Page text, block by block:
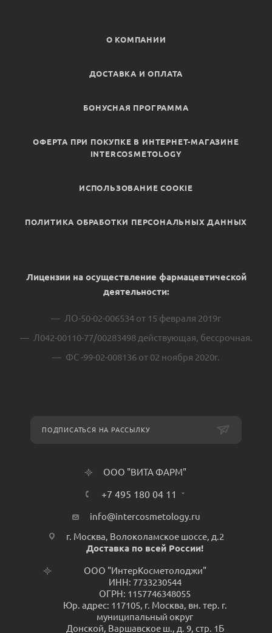
О КОМПАНИИ
ДОСТАВКА И ОПЛАТА
БОНУСНАЯ ПРОГРАММА
ОФЕРТА ПРИ ПОКУПКЕ В ИНТЕРНЕТ-МАГАЗИНЕ
INTERCOSMETOLOGY
ИСПОЛЬЗОВАНИЕ COOKIE
ПОЛИТИКА ОБРАБОТКИ ПЕРСОНАЛЬНЫХ ДАННЫХ
Лицензии на осуществление фармацевтической
деятельности:
ЛО-50-02-006534 от 15 февраля 2019г
Л042-00110-77/00283498 действующая, бессрочная.
ФС -99-02-008136 от 02 ноября 2020г.
ПОДПИСАТЬСЯ НА РАССЫЛКУ
ООО "ВИТА ФАРМ"
+7 495 180 04 11
info@intercosmetology.ru
г. Москва, Волоколамское шоссе, д.2
Доставка по всей России!
ООО "ИнтерКосметолоджи"
ИНН: 7733230544
ОГРН: 1157746348055
Юр. адрес: 117105, г. Москва, вн. тер. г.
муниципальный округ
Донской, Варшавское ш., д. 9, стр. 1Б